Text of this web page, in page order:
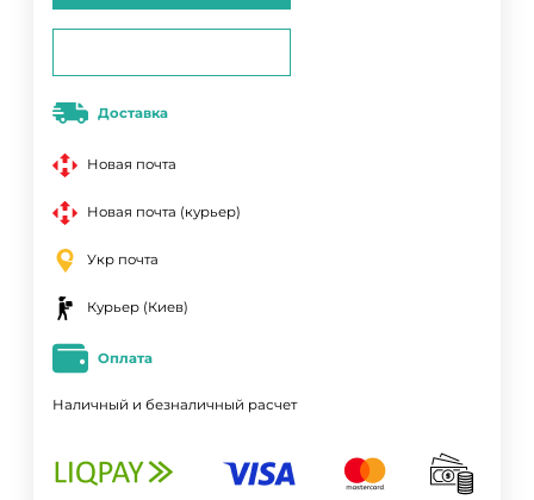
Доставка
Новая почта
Новая почта (курьер)
Укр почта
Курьер (Киев)
Оплата
Наличный и безналичный расчет